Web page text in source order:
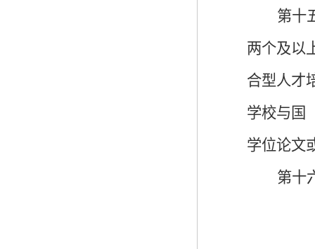
第十
两个及以
合型人才
学校与国
学位论文
第十